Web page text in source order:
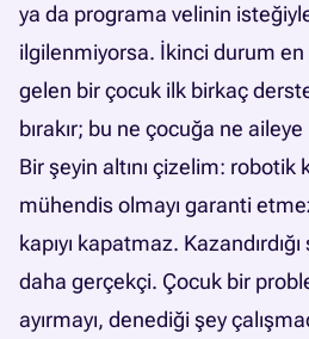
ya da programa velinin
ilgilenmiyorsa. İkinci durum
gelen bir çocuk ilk birkaç
bırakır; bu ne çocuğa ne aileye
Bir şeyin altını çizelim:
mühendis olmayı garanti
kapıyı kapatmaz.
daha gerçekçi. Çocuk bir
ayırmayı, denediği şey